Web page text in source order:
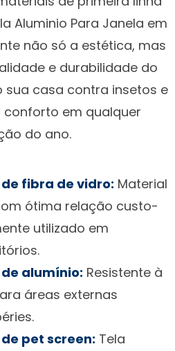
Aluminio Para Janela em
não só a estética, mas
e durabilidade do
casa contra insetos e
em qualquer
do ano.
fibra de vidro: Material
ótima relação custo-
utilizado em
alumínio: Resistente à
áreas externas
pet screen: Tela